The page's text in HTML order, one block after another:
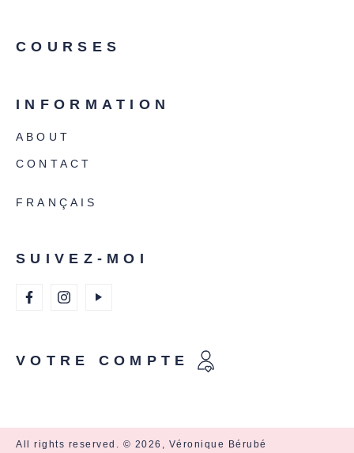
COURSES
INFORMATION
ABOUT
CONTACT
FRANÇAIS
SUIVEZ-MOI
VOTRE COMPTE
All rights reserved. © 2026, Véronique Bérubé